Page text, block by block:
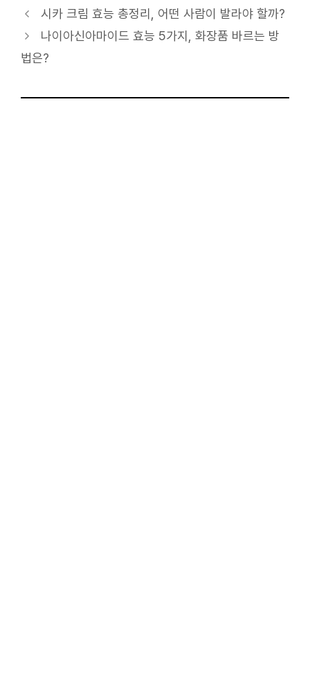
테
고
리
시카 크림 효능 총정리, 어떤 사람이 발라야 할까?
나이아신아마이드 효능 5가지, 화장품 바르는 방
법은?